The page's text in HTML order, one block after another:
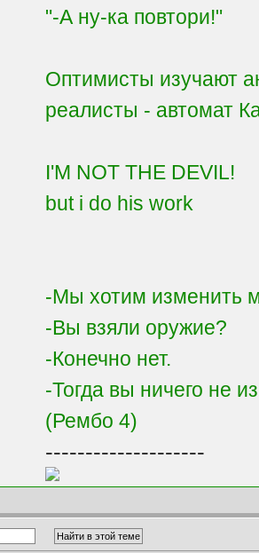
"-А ну-ка повтори!"
Оптимисты изучают
реалисты - автомат
I'M NOT THE DEVIL!
but i do his work
-Мы хотим изменить
-Вы взяли оружие?
-Конечно нет.
-Тогда вы ничего не
(Рембо 4)
--------------------